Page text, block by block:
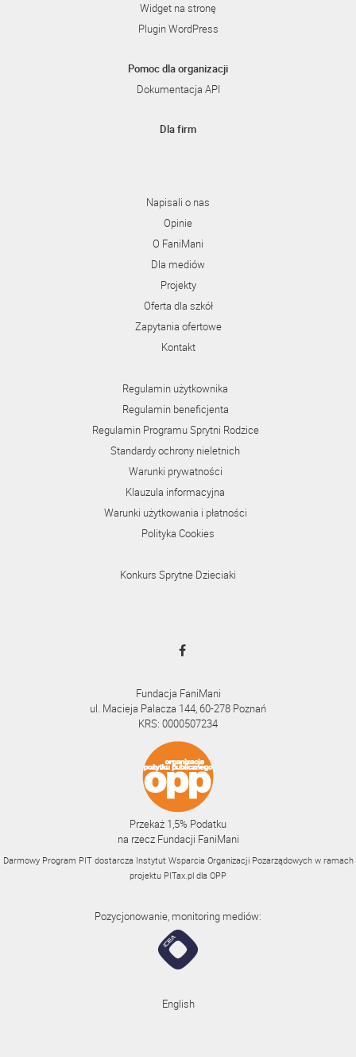
Widget na stronę
Plugin WordPress
Pomoc dla organizacji
Dokumentacja API
Dla firm
Napisali o nas
Opinie
O FaniMani
Dla mediów
Projekty
Oferta dla szkół
Zapytania ofertowe
Kontakt
Regulamin użytkownika
Regulamin beneficjenta
Regulamin Programu Sprytni Rodzice
Standardy ochrony nieletnich
Warunki prywatności
Klauzula informacyjna
Warunki użytkowania i płatności
Polityka Cookies
Konkurs Sprytne Dzieciaki
Fundacja FaniMani
ul. Macieja Palacza 144, 60-278 Poznań
KRS: 0000507234
Przekaż 1,5% Podatku
na rzecz Fundacji FaniMani
Darmowy Program PIT dostarcza Instytut Wsparcia Organizacji Pozarządowych w ramach
projektu PITax.pl dla OPP
Pozycjonowanie, monitoring mediów:
English